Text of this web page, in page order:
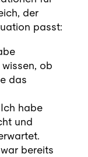
der
passt:
ob
das
habe
und
bereits